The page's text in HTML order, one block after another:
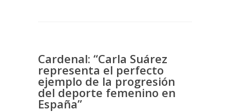
Cardenal: “Carla Suárez
representa el perfecto
ejemplo de la progresión
del deporte femenino en
España”